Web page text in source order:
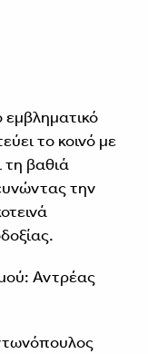
εμβληματικό
το κοινό με
βαθιά
την
Αντρέας